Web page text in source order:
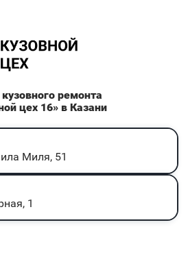
ремонта
цех 16» в Казани
Миля, 51
1